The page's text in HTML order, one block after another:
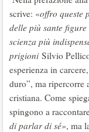
scrive: «offro queste
delle più sante
scienza più
prigioni Silvio
esperienza in
duro”, ma ripercorre
cristiana. Come
spingono a
di parlar di sé», ma